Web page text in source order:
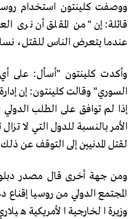
ووصفت كلينتون استخدام
قائلة: إن "من المقلق أن نرى
عندما يتعرض الناس للقتل،
وأكدت كلينتون "أسأل: على
السوري" وقالت كلينتون: إن
إذا لم توافق على الطلب
الأمر بالنسبة للدول التي لا
لقتل المدنيين إلى التوقف عن
ومن جهة أخرى قال مصدر
المجتمع الدولي من روسيا
وزيرة الخارجية الأمريكية